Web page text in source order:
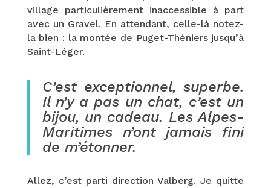
village particulièrement inaccessible à part
avec un Gravel. En attendant, celle-là notez-
la bien : la montée de Puget-Théniers jusqu’à
Saint-Léger.
C’est exceptionnel, superbe.
Il n’y a pas un chat, c’est un
bijou, un cadeau. Les Alpes-
Maritimes n’ont jamais fini
de m’étonner.
Allez, c’est parti direction Valberg. Je quitte